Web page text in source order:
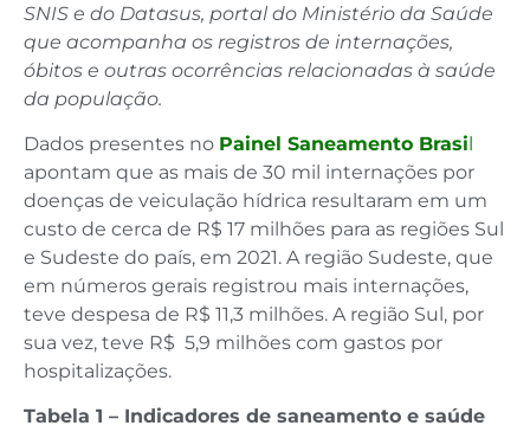
SNIS e do Datasus, portal do Ministério da Saúde
que acompanha os registros de internações,
óbitos e outras ocorrências relacionadas à saúde
da população.
Dados presentes no Painel Saneamento Brasil
apontam que as mais de 30 mil internações por
doenças de veiculação hídrica resultaram em um
custo de cerca de R$ 17 milhões para as regiões Sul
e Sudeste do país, em 2021. A região Sudeste, que
em números gerais registrou mais internações,
teve despesa de R$ 11,3 milhões. A região Sul, por
sua vez, teve R$ 5,9 milhões com gastos por
hospitalizações.
Tabela 1 – Indicadores de saneamento e saúde